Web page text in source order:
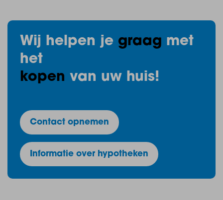
verkoop van Nieuw Ambacht gaat 1 februari van
start. Vanaf 1 februari t/m 13 februari kunt u uzelf op
de (project)website inschrijven op desbetreffende
bouwnummer(s).
Heeft u nog vragen? De medewerkers van de
nieuwbouwafdeling helpen u graag.
Wij helpen je graag met
het
kopen van uw huis!
Contact opnemen
Informatie over hypotheken